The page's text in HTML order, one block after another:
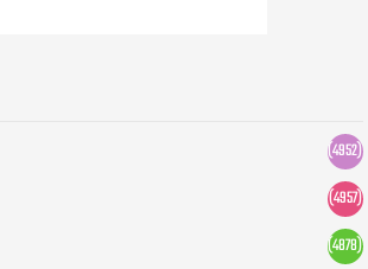
(4952)
(4957)
(4878)